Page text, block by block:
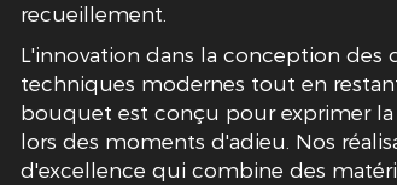
recueillement.
L'innovation dans la conception
techniques modernes tout en
bouquet est conçu pour exprimer
lors des moments d'adieu. Nos
d'excellence qui combine des